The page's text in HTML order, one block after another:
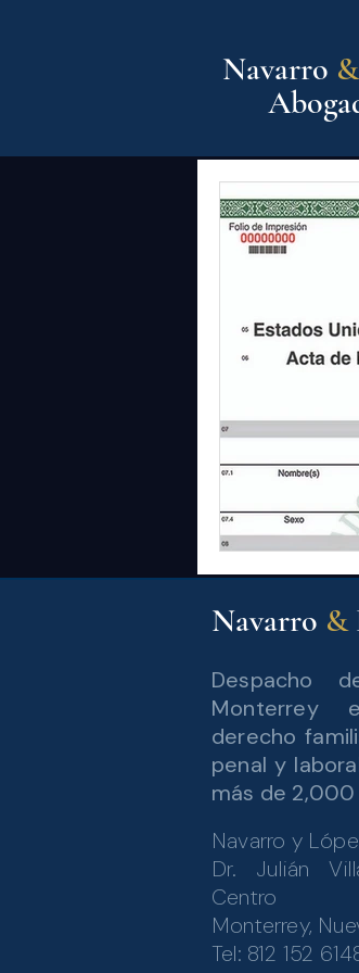
Navarro &
Navarro &
Despacho
Monterrey
derecho
penal y
más de 2,000
Navarro y
Dr. Julián
Centro
Monterrey,
Tel: 812 152